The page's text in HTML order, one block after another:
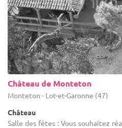
Château de Monteton
Monteton - Lot-et-Garonne (47)
Château
Salle des fêtes : Vous souhaitez